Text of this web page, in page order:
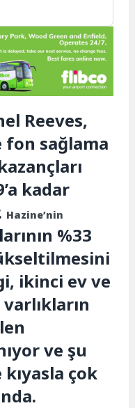
Reeves,
sağlama
kadar
Hazine’nin
%33
ikinci ev ve
ve şu
çok